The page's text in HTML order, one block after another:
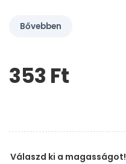
Bővebben
Kérem,
hagyja
353 Ft‎
Válaszd ki a magasságot!